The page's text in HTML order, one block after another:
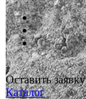
Оставить заявку
Каталог